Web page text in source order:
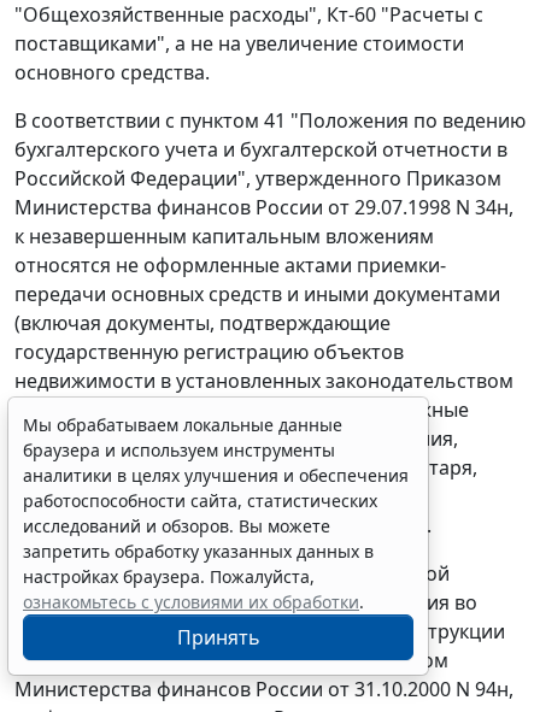
"Общехозяйственные расходы", Кт-60 "Расчеты с
поставщиками", а не на увеличение стоимости
основного средства.
В соответствии с пунктом 41 "Положения по ведению
бухгалтерского учета и бухгалтерской отчетности в
Российской Федерации", утвержденного Приказом
Министерства финансов России от 29.07.1998 N 34н,
к незавершенным капитальным вложениям
относятся не оформленные актами приемки-
передачи основных средств и иными документами
(включая документы, подтверждающие
государственную регистрацию объектов
недвижимости в установленных законодательством
случаях), а затраты на строительно-монтажные
работы, приобретение зданий, оборудования,
транспортных средств, инструмента, инвентаря,
иных материальных объектов длительного
пользования, прочие капитальные работы.
Учет затрат на разработку проектно-сметной
документации ведется на счете 08 "Вложения во
внеоборотные активы" Плана счетов и
Инструкции
по его применению, утвержденныхприказом
Министерства финансов России от 31.10.2000 N 94н,
Мы обрабатываем локальные данные
браузера и используем инструменты
аналитики в целях улучшения и обеспечения
работоспособности сайта, статистических
исследований и обзоров. Вы можете
запретить обработку указанных данных в
настройках браузера. Пожалуйста,
ознакомьтесь с условиями их обработки.
Принять